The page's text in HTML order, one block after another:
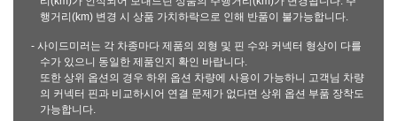
행거리(km) 변경 시 상품 가치하락으로 인해 반품이 불가능합니다.
- 사이드미러는 각 차종마다 제품의 외형 및 핀 수와 커넥터 형상이 다를
수가 있으니 동일한 제품인지 확인 바랍니다.
또한 상위 옵션의 경우 하위 옵션 차량에 사용이 가능하니 고객님 차량
의 커넥터 핀과 비교하시어 연결 문제가 없다면 상위 옵션 부품 장착도
가능합니다.